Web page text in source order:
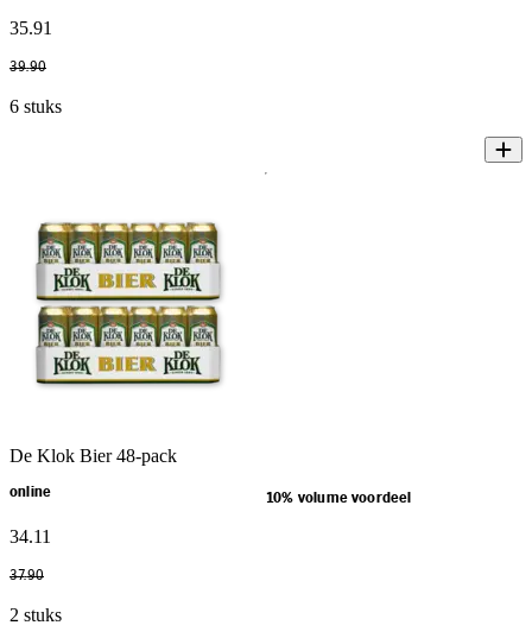
35.91
39.90
6 stuks
De Klok Bier 48-pack
online 10% volume voordeel
34.11
37.90
2 stuks